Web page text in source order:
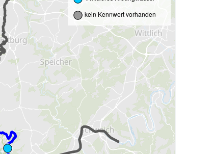
kein Kennwert vorhanden